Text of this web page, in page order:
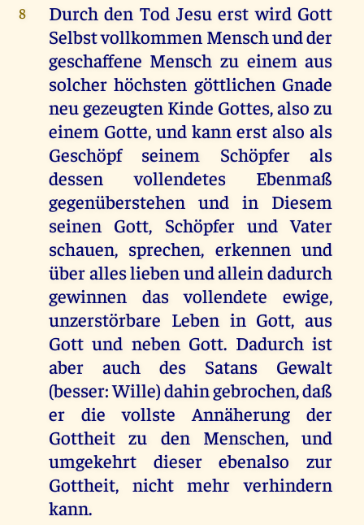
8
Durch den Tod Jesu erst wird Gott
Selbst vollkommen Mensch und der
geschaffene Mensch zu einem aus
solcher höchsten göttlichen Gnade
neu gezeugten Kinde Gottes, also zu
einem Gotte, und kann erst also als
Geschöpf seinem Schöpfer als
dessen vollendetes Ebenmaß
gegenüberstehen und in Diesem
seinen Gott, Schöpfer und Vater
schauen, sprechen, erkennen und
über alles lieben und allein dadurch
gewinnen das vollendete ewige,
unzerstörbare Leben in Gott, aus
Gott und neben Gott. Dadurch ist
aber auch des Satans Gewalt
(besser: Wille) dahin gebrochen, daß
er die vollste Annäherung der
Gottheit zu den Menschen, und
umgekehrt dieser ebenalso zur
Gottheit, nicht mehr verhindern
kann.